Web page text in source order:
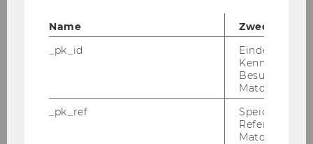
Promotionsordnung der
Hochschule für Welthandel (1939)
Name
Zweck
_pk_id
Eindeutige
Besuchers
Matomo.
_pk_ref
Speicherung
Referrers
Matomo.